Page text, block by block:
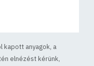
anyagok, a
elnézést kérünk,